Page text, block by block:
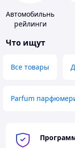
Автомобильные
рейлинги
Что ищут
Все товары
Parfum